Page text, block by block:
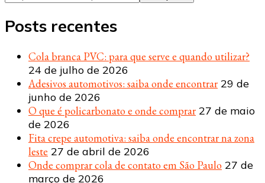
Posts recentes
Cola branca PVC: para que serve e quando utilizar?
24 de julho de 2026
Adesivos automotivos: saiba onde encontrar 29 de
junho de 2026
O que é policarbonato e onde comprar 27 de maio
de 2026
Fita crepe automotiva: saiba onde encontrar na zona
leste 27 de abril de 2026
Onde comprar cola de contato em São Paulo 27 de
março de 2026